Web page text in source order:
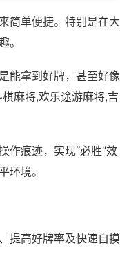
简单便捷。特别是在大
。
能拿到好牌，甚至好像
麻将,欢乐途游麻将,吉
作痕迹，实现“必胜”效
环境。
提高好牌率及快速自摸